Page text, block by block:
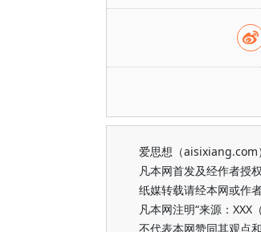
爱思想（aisixiang.com
凡本网首发及经作者授
纸媒转载请经本网或作
凡本网注明“来源：
不代表本网赞同其观点